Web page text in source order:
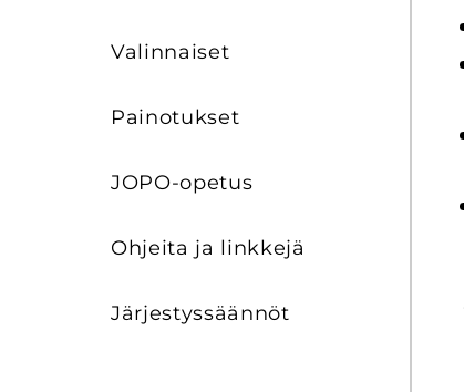
Va­lin­nai­set
Pai­no­tuk­set
JOPO-​opetus
Oh­jei­ta ja link­ke­jä
Jär­jes­tys­sään­nöt